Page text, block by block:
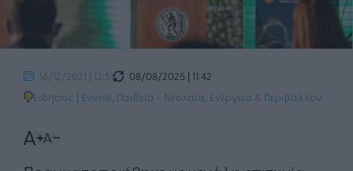
16/12/2021 | 12:51
08/08/2025 | 11:42
Ειδήσεις | Events Παιδεία - Νεολαία Ενέργεια & Περιβάλλον